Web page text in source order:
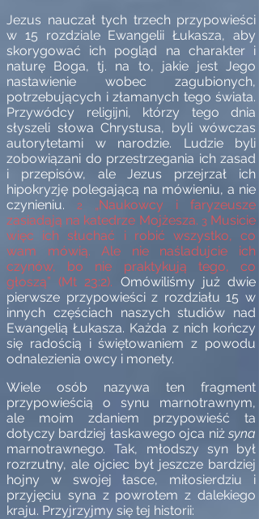
Jezus nauczał tych trzech przypowieści
w 15 rozdziale Ewangelii Łukasza, aby
skorygować ich pogląd na charakter i
naturę Boga, tj. na to, jakie jest Jego
nastawienie wobec zagubionych,
potrzebujących i złamanych tego świata.
Przywódcy religijni, którzy tego dnia
słyszeli słowa Chrystusa, byli wówczas
autorytetami w narodzie. Ludzie byli
zobowiązani do przestrzegania ich zasad
i przepisów, ale Jezus przejrzał ich
hipokryzję polegającą na mówieniu, a nie
czynieniu.
2
„Naukowcy i faryzeusze
zasiadają na katedrze Mojżesza. 3Musicie
więc ich słuchać i robić wszystko, co
wam mówią. Ale nie naśladujcie ich
czynów, bo nie praktykują tego, co
głoszą” (Mt 23:2). Omówiliśmy już dwie
pierwsze przypowieści z rozdziału 15 w
innych częściach naszych studiów nad
Ewangelią Łukasza. Każda z nich kończy
się radością i świętowaniem z powodu
odnalezienia owcy i monety.
Wiele osób nazywa ten fragment
przypowieścią o synu marnotrawnym,
ale moim zdaniem przypowieść ta
dotyczy bardziej łaskawego ojca niż syna
marnotrawnego.Tak, młodszy syn był
rozrzutny, ale ojciec był jeszcze bardziej
hojny w swojej łasce, miłosierdziu i
przyjęciu syna z powrotem z dalekiego
kraju. Przyjrzyjmy się tej historii: